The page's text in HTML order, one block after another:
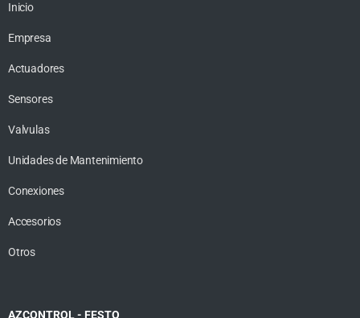
Inicio
Empresa
Actuadores
Sensores
Valvulas
Unidades de Mantenimiento
Conexiones
Accesorios
Otros
AZCONTROL - FESTO